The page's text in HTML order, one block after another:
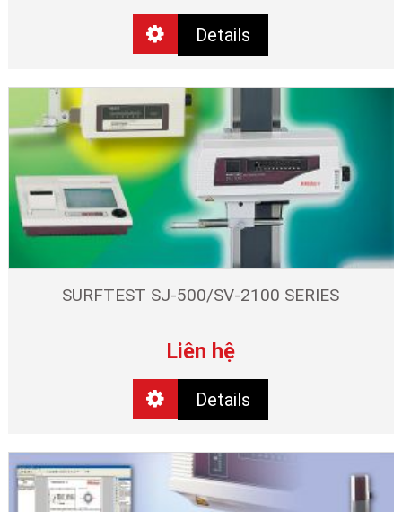
Details
SURFTEST SJ-500/SV-2100 SERIES
Liên hệ
Details